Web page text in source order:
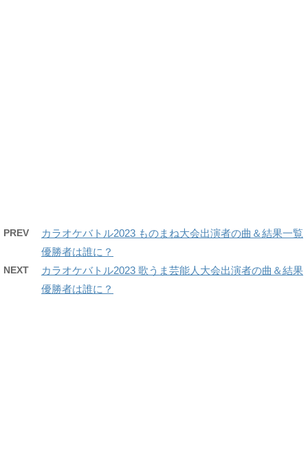
PREV
カラオケバトル2023 ものまね大会出演者の曲＆結果一覧
優勝者は誰に？
NEXT
カラオケバトル2023 歌うま芸能人大会出演者の曲＆結果
優勝者は誰に？